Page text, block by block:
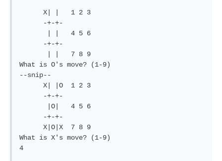
What is O's move? (1-9)
--snip--
What is X's move? (1-9)
4